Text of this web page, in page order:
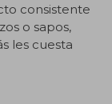
consistente
o sapos,
les cuesta